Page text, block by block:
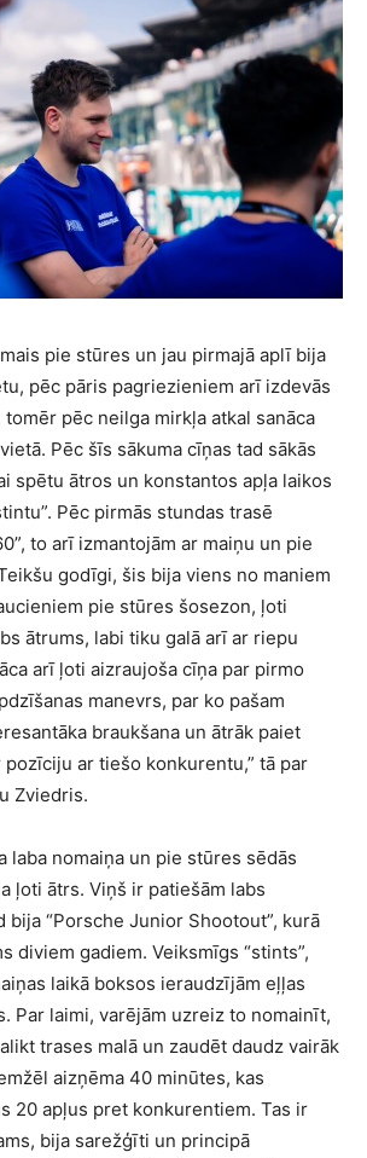
pie stūres un jau pirmajā aplī bija
pēc pāris pagriezieniem arī izdevās
pēc neilga mirkļa atkal sanāca
Pēc šīs sākuma cīņas tad sākās
spētu ātros un konstantos apļa laikos
Pēc pirmās stundas trasē
to arī izmantojām ar maiņu un pie
godīgi, šis bija viens no maniem
pie stūres šosezon, ļoti
ātrums, labi tiku galā arī ar riepu
arī ļoti aizraujoša cīņa par pirmo
manevrs, par ko pašam
braukšana un ātrāk paiet
ar tiešo konkurentu,” tā par
Zviedris.
laba nomaiņa un pie stūres sēdās
ļoti ātrs. Viņš ir patiešām labs
bija “Porsche Junior Shootout”, kurā
diviem gadiem. Veiksmīgs “stints”,
laikā boksos ieraudzījām eļļas
Par laimi, varējām uzreiz to nomainīt,
trases malā un zaudēt daudz vairāk
aizņēma 40 minūtes, kas
20 apļus pret konkurentiem. Tas ir
bija sarežģīti un principā